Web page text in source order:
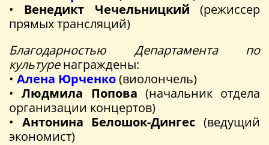
• Венедикт Чечельницкий (режиссер
прямых трансляций)
Благодарностью Департамента по
культуренаграждены:
• Алена Юрченко(виолончель)
•Людмила Попова (начальник отдела
организации концертов)
• Антонина Белошок-Дингес (ведущий
экономист)